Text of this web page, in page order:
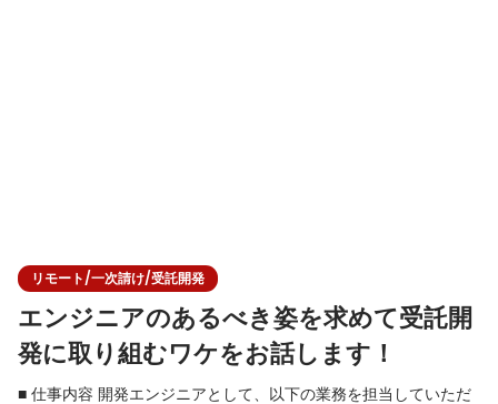
リモート/一次請け/受託開発
エンジニアのあるべき姿を求めて受託開
発に取り組むワケをお話します！
■ 仕事内容 開発エンジニアとして、以下の業務を担当していただ